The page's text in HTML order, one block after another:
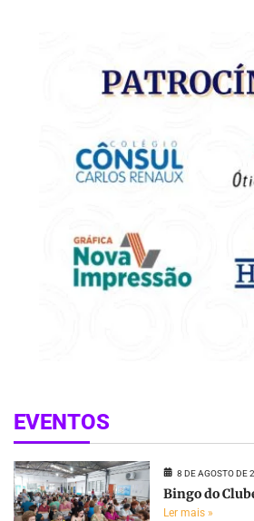
EVENTOS
8 DE AGOSTO DE
Bingo do
Ler mais »